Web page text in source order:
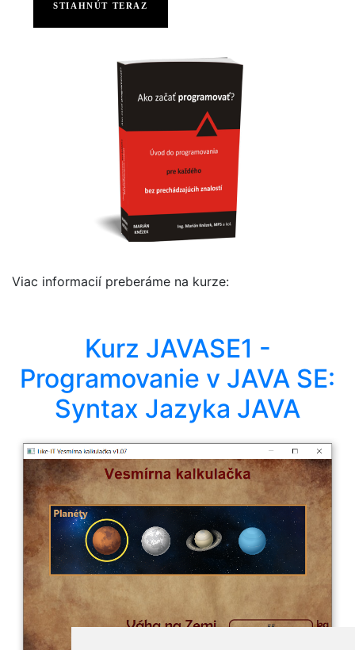
STIAHNÚT TERAZ
Viac informacií preberáme na kurze:
Kurz JAVASE1 -
Programovanie v JAVA SE:
Syntax Jazyka JAVA